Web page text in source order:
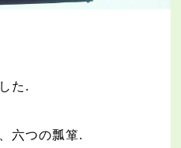
た .
六つの瓢箪.